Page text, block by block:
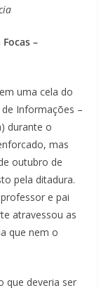
–
uma cela do
Informações –
durante o
mas
outubro de
pela ditadura.
e pai
atravessou as
que nem o
que deveria ser